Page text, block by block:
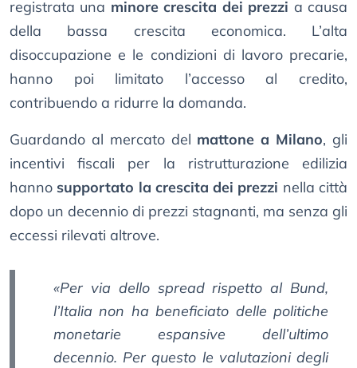
registrata una minore crescita dei prezzi a causa
della bassa crescita economica. L’alta
disoccupazione e le condizioni di lavoro precarie,
hanno poi limitato l’accesso al credito,
contribuendo a ridurre la domanda.
Guardando al mercato del mattone a Milano, gli
incentivi fiscali per la ristrutturazione edilizia
hanno supportato la crescita dei prezzi nella città
dopo un decennio di prezzi stagnanti, ma senza gli
eccessi rilevati altrove.
«Per via dello spread rispetto al Bund,
l’Italia non ha beneficiato delle politiche
monetarie espansive dell’ultimo
decennio. Per questo le valutazioni degli